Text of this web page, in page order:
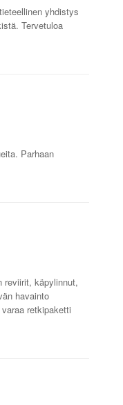
yhdistys
Tervetuloa
Parhaan
reviirit, käpylinnut,
havainto
retkipaketti